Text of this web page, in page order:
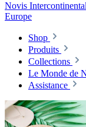
Novis
Europe
Shop
Produits
Collections
Le Monde de
Assistance